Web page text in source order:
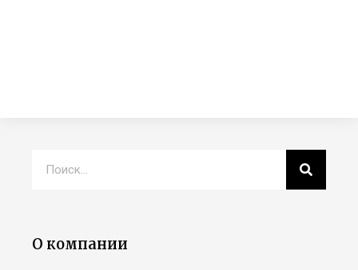
О компании